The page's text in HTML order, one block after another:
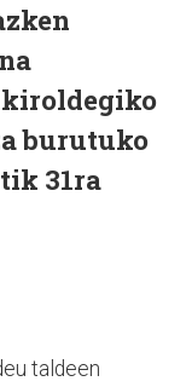
kiroldegiko
burutuko
31ra
taldeen